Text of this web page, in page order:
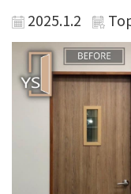
2025.1.2